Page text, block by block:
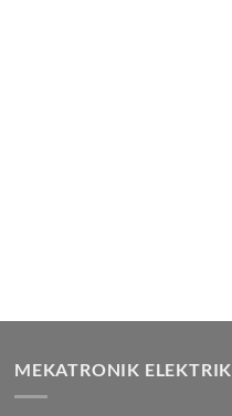
MEKATRONIK ELEKTRIK